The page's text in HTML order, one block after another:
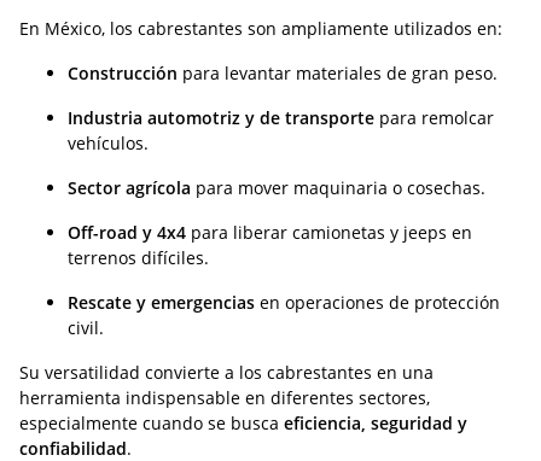
En México, los cabrestantes son ampliamente utilizados en:
Construcción para levantar materiales de gran peso.
Industria automotriz y de transporte para remolcar
vehículos.
Sector agrícola para mover maquinaria o cosechas.
Off-road y 4x4 para liberar camionetas y jeeps en
terrenos difíciles.
Rescate y emergencias en operaciones de protección
civil.
Su versatilidad convierte a los cabrestantes en una
herramienta indispensable en diferentes sectores,
especialmente cuando se busca eficiencia, seguridad y
confiabilidad.